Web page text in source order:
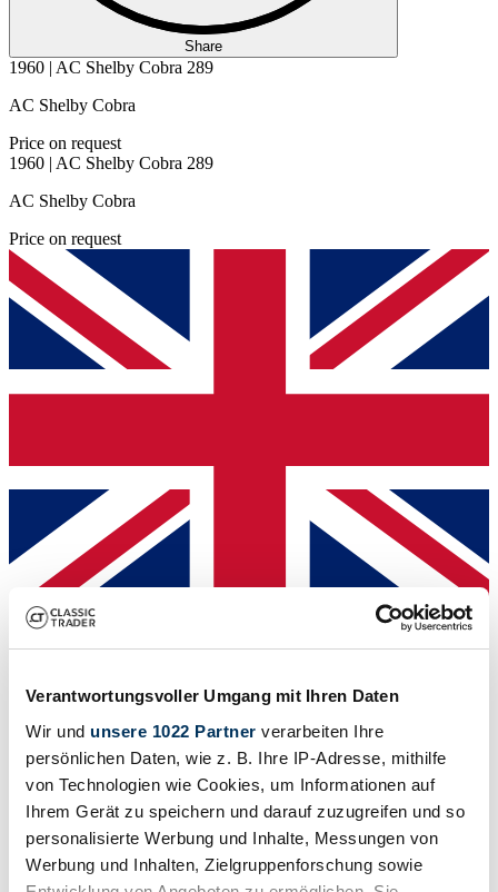
Verantwortungsvoller Umgang mit Ihren Daten
Wir und unsere 1022 Partner verarbeiten Ihre
persönlichen Daten, wie z. B. Ihre IP-Adresse, mithilfe
von Technologien wie Cookies, um Informationen auf
Ihrem Gerät zu speichern und darauf zuzugreifen und so
personalisierte Werbung und Inhalte, Messungen von
Werbung und Inhalten, Zielgruppenforschung sowie
Share
1960 | AC Shelby Cobra 289
AC Shelby Cobra
Price on request
1960 | AC Shelby Cobra 289
AC Shelby Cobra
Price on request
Dealer